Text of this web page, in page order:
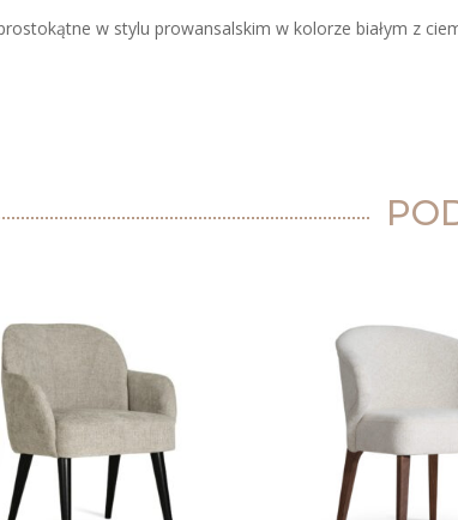
w stylu prowansalskim w kolorze białym z